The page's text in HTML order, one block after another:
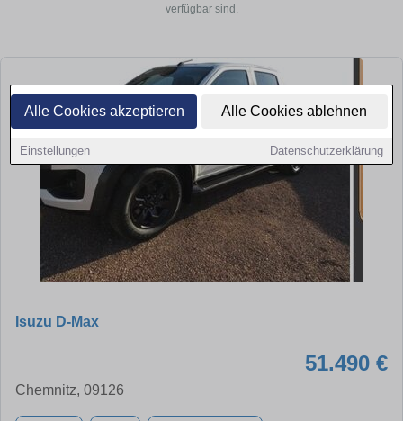
Alle Cookies akzeptieren Alle Cookies ablehnen
Einstellungen Datenschutzerklärung
verfügbar sind.
Isuzu D-Max
51.490 €
Chemnitz, 09126